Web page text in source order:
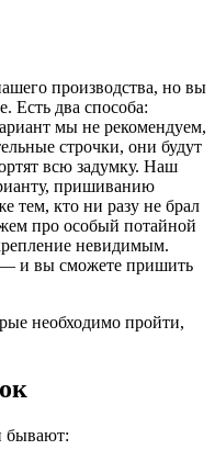
производства, но вы
Есть два способа:
мы не рекомендуем,
строчки, они будут
всю задумку. Наш
пришиванию
тем, кто ни разу не брал
про особый потайной
невидимым.
— и вы сможете пришить
необходимо пройти,
бывают: